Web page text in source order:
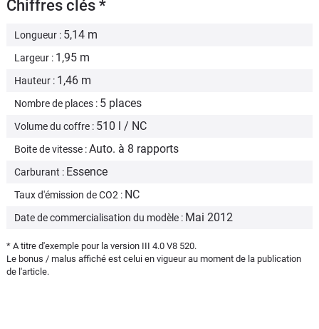
Chiffres clés *
Longueur : 5,14 m
Largeur : 1,95 m
Hauteur : 1,46 m
Nombre de places : 5 places
Volume du coffre : 510 l / NC
Boite de vitesse :Auto. à 8 rapports
Carburant : Essence
Taux d'émission de CO2 : NC
Date de commercialisation du modèle : Mai 2012
* A titre d'exemple pour la version III 4.0 V8 520.
Le bonus / malus affiché est celui en vigueur au moment de la publication
de l'article.